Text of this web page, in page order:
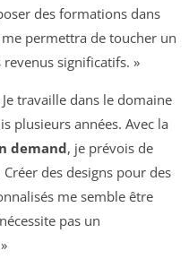
des formations dans
me permettra de toucher un
significatifs. »
Je travaille dans le domaine
plusieurs années. Avec la
demand, je prévois de
des designs pour des
me semble être
pas un